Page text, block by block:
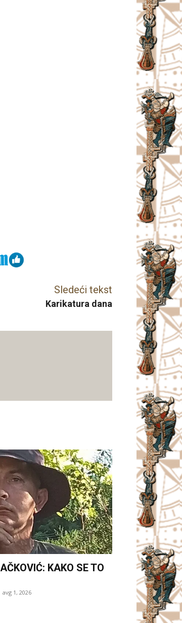
Sledeći tekst
Karikatura dana
KAKO SE TO
avg 1, 2026